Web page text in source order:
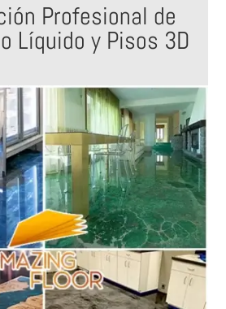
Profesional de
Líquido y Pisos 3D